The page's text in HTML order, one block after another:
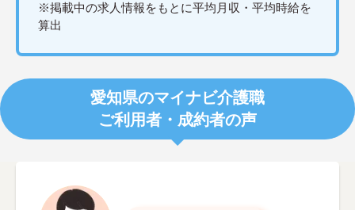
※掲載中の求人情報をもとに平均月収・平均時給を
算出
愛知県のマイナビ介護職
ご利用者・成約者の声